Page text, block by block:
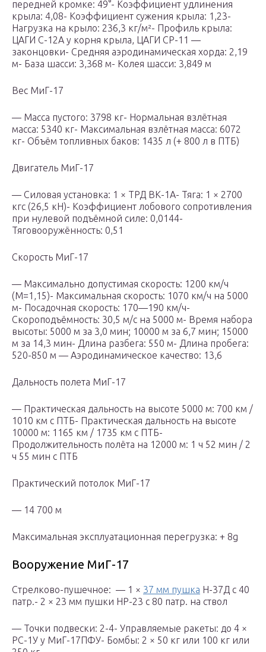
передней кромке: 49°- Коэффициент удлинения
крыла: 4,08- Коэффициент сужения крыла: 1,23-
Нагрузка на крыло: 236,3 кг/м²- Профиль крыла:
ЦАГИ С-12А у корня крыла, ЦАГИ СР-11 —
законцовки- Средняя аэродинамическая хорда: 2,19
м- База шасси: 3,368 м- Колея шасси: 3,849 м
Вес МиГ-17
— Масса пустого: 3798 кг- Нормальная взлётная
масса: 5340 кг- Максимальная взлётная масса: 6072
кг- Объём топливных баков: 1435 л (+ 800 л в ПТБ)
Двигатель МиГ-17
— Силовая установка: 1 × ТРД ВК-1А- Тяга: 1 × 2700
кгс (26,5 кН)- Коэффициент лобового сопротивления
при нулевой подъёмной силе: 0,0144-
Тяговооружённость: 0,51
Скорость МиГ-17
— Максимально допустимая скорость: 1200 км/ч
(М=1,15)- Максимальная скорость: 1070 км/ч на 5000
м- Посадочная скорость: 170—190 км/ч-
Скороподъёмность: 30,5 м/с на 5000 м- Время набора
высоты: 5000 м за 3,0 мин; 10000 м за 6,7 мин; 15000
м за 14,3 мин- Длина разбега: 550 м- Длина пробега:
520-850 м — Аэродинамическое качество: 13,6
Дальность полета МиГ-17
— Практическая дальность на высоте 5000 м: 700 км /
1010 км с ПТБ- Практическая дальность на высоте
10000 м: 1165 км / 1735 км с ПТБ-
Продолжительность полёта на 12000 м: 1 ч 52 мин / 2
ч 55 мин с ПТБ
Практический потолок МиГ-17
— 14 700 м
Максимальная эксплуатационная перегрузка: + 8g
Вооружение МиГ-17
Стрелково-пушечное: — 1 × 37 мм пушка Н-37Д с 40
патр.- 2 × 23 мм пушки НР-23 с 80 патр. на ствол
— Точки подвески: 2-4- Управляемые ракеты: до 4 ×
РС-1У у МиГ-17ПФУ- Бомбы: 2 × 50 кг или 100 кг или